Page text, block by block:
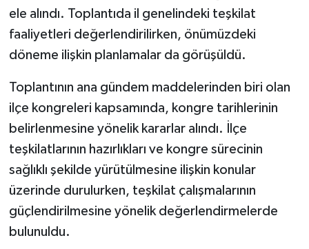
ele alındı. Toplantıda il genelindeki teşkilat
faaliyetleri değerlendirilirken, önümüzdeki
döneme ilişkin planlamalar da görüşüldü.
Toplantının ana gündem maddelerinden biri olan
ilçe kongreleri kapsamında, kongre tarihlerinin
belirlenmesine yönelik kararlar alındı. İlçe
teşkilatlarının hazırlıkları ve kongre sürecinin
sağlıklı şekilde yürütülmesine ilişkin konular
üzerinde durulurken, teşkilat çalışmalarının
güçlendirilmesine yönelik değerlendirmelerde
bulunuldu.